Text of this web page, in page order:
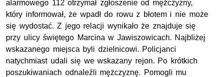
alarmowego 112 otrzymał zgłoszenie od mężczyzny,
który informował, że wpadł do rowu z błotem i nie może
się wydostać. Z jego relacji wynikało że znajduje się
przy ulicy świętego Marcina w Jawiszowicach. Najbliżej
wskazanego miejsca byli dzielnicowi. Policjanci
natychmiast udali się we wskazany rejon. Po krótkich
poszukiwaniach odnaleźli mężczyznę. Pomogli mu